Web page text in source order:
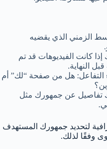
الزمني الذي يقضيه
كانت الفيديوهات قد تم
النهاية.
التفاعل: هل من صفحة “لك” أم
لك تفاصيل عن جمهورك مثل
لتحديد جمهورك المستهدف
وفقًا لذلك.